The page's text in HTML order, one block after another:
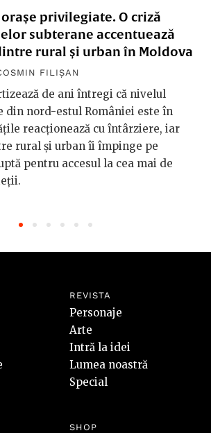
privilegiate. O criză
subterane accentuează
rural și urban în Moldova
FILIȘAN
de ani întregi că nivelul
din nord-estul României este în
reacționează cu întârziere, iar
rural și urban îi împinge pe
pentru accesul la cea mai de
REVISTA
Personaje
Arte
Intră la idei
Lumea noastră
Special
SHOP